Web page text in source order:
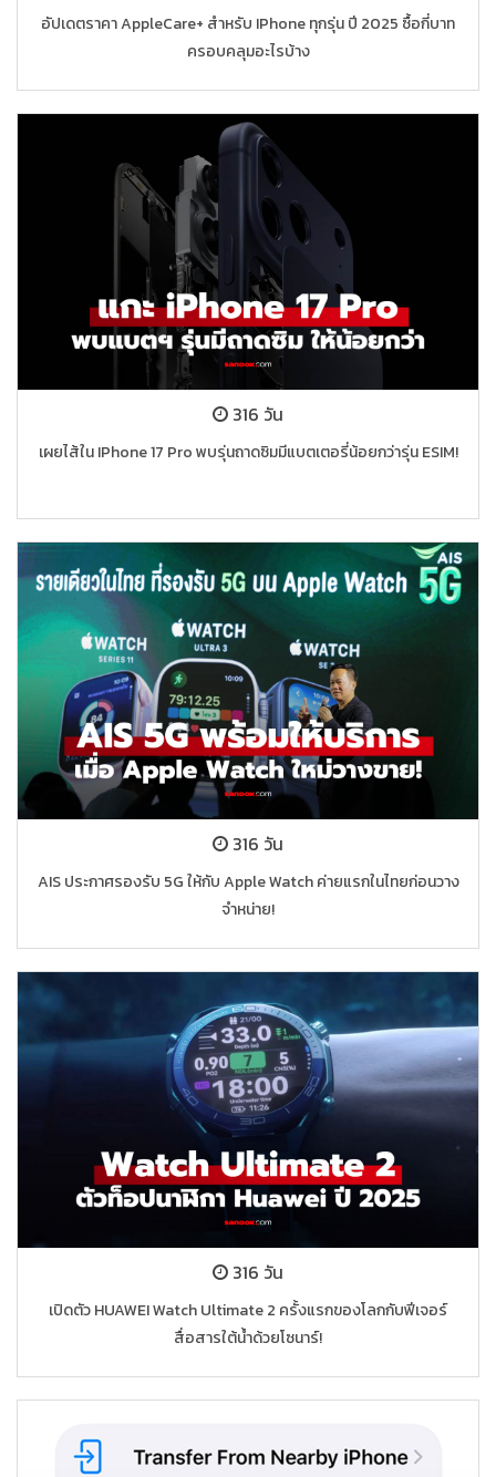
อัปเดตราคา AppleCare+ สำหรับ IPhone ทุกรุ่น ปี 2025 ซื้อกี่บาท
ครอบคลุมอะไรบ้าง
316 วัน
เผยไส้ใน IPhone 17 Pro พบรุ่นถาดซิมมีแบตเตอรี่น้อยกว่ารุ่น ESIM!
316 วัน
AIS ประกาศรองรับ 5G ให้กับ Apple Watch ค่ายแรกในไทยก่อนวาง
จำหน่าย!
316 วัน
เปิดตัว HUAWEI Watch Ultimate 2 ครั้งแรกของโลกกับฟีเจอร์
สื่อสารใต้น้ำด้วยโซนาร์!